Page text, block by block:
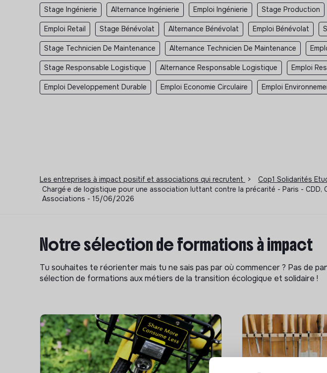
Stage Ingénierie Alternance Ingénierie Emploi Ingénierie Stage Production
Emploi Retail Stage Bénévolat Alternance Bénévolat Emploi Bénévolat
Stage Technicien De Maintenance Alternance Technicien De Maintenance
Stage Responsable Logistique Alternance Responsable Logistique Emploi
Emploi Developpement Durable Emploi Economie Circulaire Emploi
Les entreprises à impact positif et associations qui recrutent > Cop1 Solidarités
Chargé·e de logistique pour une association luttant contre la précarité - Paris -
Associations - 15/06/2026
Notre sélection de formations à impact
Tu souhaites te réorienter mais tu ne sais pas par où commencer ? Pas de
sélection de formations aux métiers de la transition écologique et solidaire !